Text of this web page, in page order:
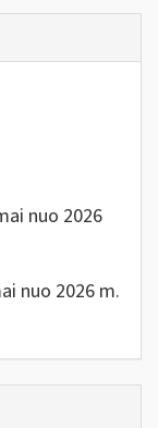
nuo 2026
nuo 2026 m.